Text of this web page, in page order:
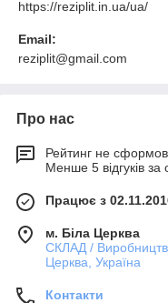
https://reziplit.in.ua/ua/
Email:
reziplit@gmail.com
Про нас
Рейтинг не
Менше 5 відгуків за
Працює з
м. Біла Церква
СКЛАД /
Церква, Україна
Контакти